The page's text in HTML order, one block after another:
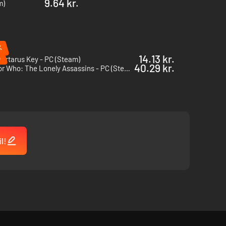
9.64 kr.
Key - PC (Steam)
14.13 kr.
Doctor Who: The Lonely Assassins - PC (Steam) 40.29 kr.